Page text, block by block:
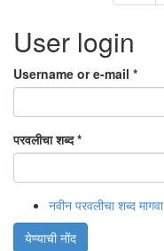
User login
Username or e-mail *
परवलीचा शब्द*
नवीन परवलीचा शब्द मागवा
येण्याची नोंद